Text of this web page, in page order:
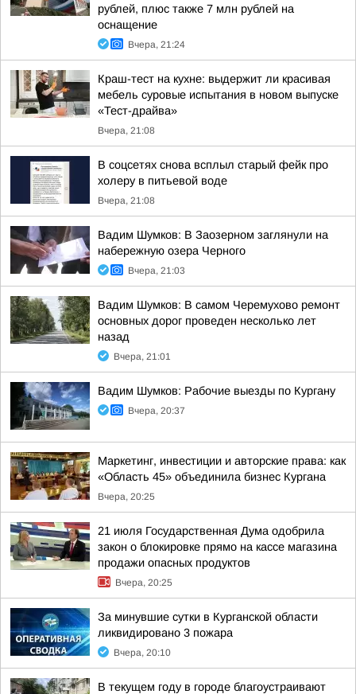
рублей, плюс также 7 млн рублей на
оснащение
Вчера, 21:24
Краш-тест на кухне: выдержит ли красивая
мебель суровые испытания в новом выпуске
«Тест-драйва»
Вчера, 21:08
В соцсетях снова всплыл старый фейк про
холеру в питьевой воде
Вчера, 21:08
Вадим Шумков: В Заозерном заглянули на
набережную озера Черного
Вчера, 21:03
Вадим Шумков: В самом Черемухово ремонт
основных дорог проведен несколько лет
назад
Вчера, 21:01
Вадим Шумков: Рабочие выезды по Кургану
Вчера, 20:37
Маркетинг, инвестиции и авторские права: как
«Область 45» объединила бизнес Кургана
Вчера, 20:25
21 июля Государственная Дума одобрила
закон о блокировке прямо на кассе магазина
продажи опасных продуктов
Вчера, 20:25
За минувшие сутки в Курганской области
ликвидировано 3 пожара
Вчера, 20:10
В текущем году в городе благоустраивают